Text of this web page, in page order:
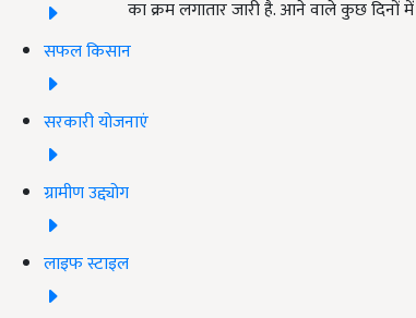
सफल किसान
सरकारी योजनाएं
ग्रामीण उद्द्योग
लाइफ स्टाइल
का क्रम लगातार जारी है. आने वाले कुछ दिनों